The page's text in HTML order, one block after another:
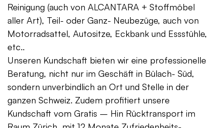
Reinigung (auch von ALCANTARA + Stoffmöbel
aller Art), Teil- oder Ganz- Neubezüge, auch von
Motorradsattel, Autositze, Eckbank und Essstühle,
etc..
Unseren Kundschaft bieten wir eine professionelle
Beratung, nicht nur im Geschäft in Bülach- Süd,
sondern unverbindlich an Ort und Stelle in der
ganzen Schweiz. Zudem profitiert unsere
Kundschaft vom Gratis – Hin Rücktransport im